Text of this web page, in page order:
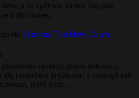
děkuju za zpětnou vazbu. Dej pak
ti líbil konec.
: Cronos: The New Dawn –
působivou recenzí, právě dokončuji
děj i navržení průzkumu a soubojů mě
tempa, ještě bych…